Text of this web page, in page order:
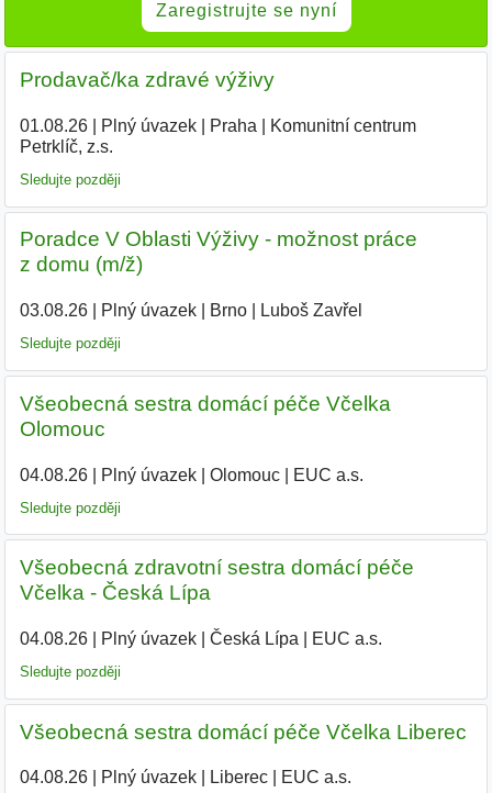
Zaregistrujte se nyní
Prodavač/ka zdravé výživy
01.08.26| Plný úvazek| Praha
Komunitní centrum
Petrklíč, z.s.
Sledujte později
Poradce V Oblasti Výživy - možnost práce
z domu (m/ž)
03.08.26| Plný úvazek| Brno| Luboš Zavřel
Sledujte později
Všeobecná sestra domácí péče Včelka
Olomouc
04.08.26| Plný úvazek| Olomouc| EUC a.s.
Sledujte později
Všeobecná zdravotní sestra domácí péče
Včelka - Česká Lípa
04.08.26| Plný úvazek| Česká Lípa EUC a.s.
Sledujte později
Všeobecná sestra domácí péče Včelka Liberec
04.08.26| Plný úvazek| Liberec| EUC a.s.